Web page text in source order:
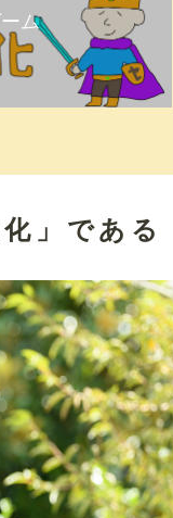
ム
」である